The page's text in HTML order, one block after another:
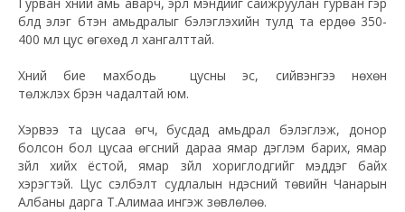
бүлд элэг бүтэн амьдралыг бэлэглэхийн тулд та ердөө 350-
400 мл цус өгөхөд л хангалттай.
Хүний бие махбодь цусны эс, сийвэнгээ нөхөн
төлжүүлэх бүрэн чадалтай юм.
Хэрвээ та цусаа өгч, бусдад амьдрал бэлэглэж, донор
болсон бол цусаа өгсний дараа ямар дэглэм барих, ямар
зүйл хийх ёстой, ямар зүйл хориглодгийг мэддэг байх
хэрэгтэй. Цус сэлбэлт судлалын үндэсний төвийн Чанарын
Албаны дарга Т.Алимаа ингэж зөвлөлөө.